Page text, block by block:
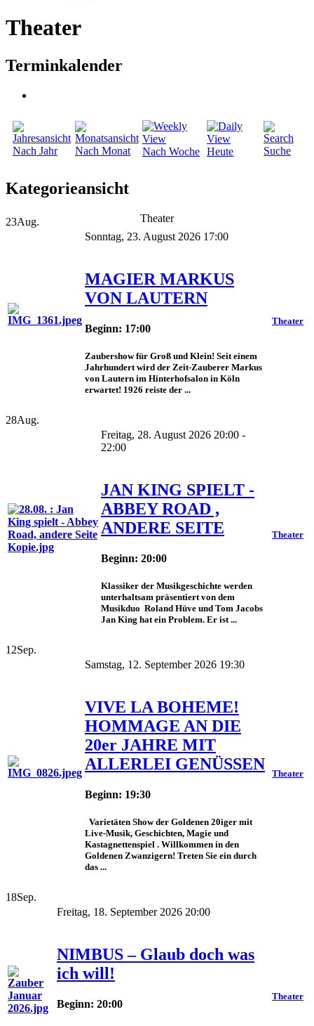
Theater
Terminkalender
Nach Jahr Nach Monat Nach Woche Heute Suche
Kategorieansicht
Theater
23Aug.
Sonntag, 23. August 2026 17:00
MAGIER MARKUS
VON LAUTERN
Beginn: 17:00
Zaubershow für Groß und Klein! Seit einem
Jahrhundert wird der Zeit-Zauberer Markus
von Lautern im Hinterhofsalon in Köln
erwartet! 1926 reiste der ...
Theater
28Aug.
Freitag, 28. August 2026 20:00 -
22:00
JAN KING SPIELT -
ABBEY ROAD ,
ANDERE SEITE
Beginn: 20:00
Klassiker der Musikgeschichte werden
unterhaltsam präsentiert von dem
Musikduo Roland Hüve und Tom Jacobs
Jan King hat ein Problem. Er ist ...
Theater
12Sep.
Samstag, 12. September 2026 19:30
VIVE LA BOHEME!
HOMMAGE AN DIE
20er JAHRE MIT
ALLERLEI GENÜSSEN
Beginn: 19:30
Varietäten Show der Goldenen 20iger mit
Live-Musik, Geschichten, Magie und
Kastagnettenspiel . Willkommen in den
Goldenen Zwanzigern! Treten Sie ein durch
das ...
Theater
18Sep.
Freitag, 18. September 2026 20:00
NIMBUS – Glaub doch was
ich will!
Beginn: 20:00
Theater